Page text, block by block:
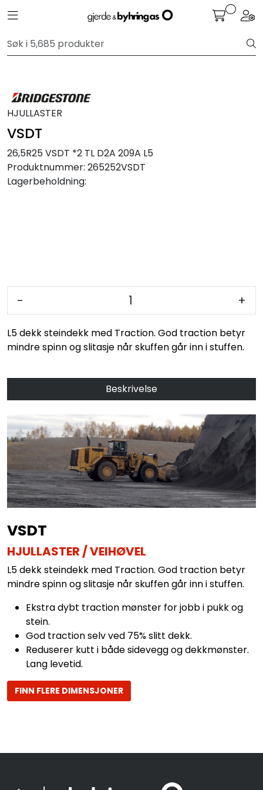
Toggle navigation
HJULLASTER
VSDT
26,5R25 VSDT *2 TL D2A 209A L5
Produktnummer: 265252VSDT
Lagerbeholdning:
- +
L5 dekk steindekk med Traction. God traction betyr
mindre spinn og slitasje når skuffen går inn i stuffen.
Beskrivelse
VSDT
HJULLASTER / VEIHØVEL
L5 dekk steindekk med Traction. God traction betyr
mindre spinn og slitasje når skuffen går inn i stuffen.
Ekstra dybt traction mønster for jobb i pukk og
stein.
God traction selv ved 75% slitt dekk.
Reduserer kutt i både sidevegg og dekkmønster.
Lang levetid.
FINN FLERE DIMENSJONER
Personbil
Felger
Buss